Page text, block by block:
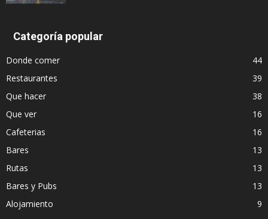
Categoría popular
Donde comer
44
Restaurantes
39
Que hacer
38
Que ver
16
Cafeterias
16
Bares
13
Rutas
13
Bares y Pubs
13
Alojamiento
9